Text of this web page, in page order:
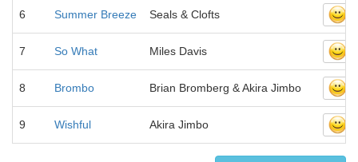
6 Summer Breeze Seals & Clofts
7 So What Miles Davis
8 Brombo Brian Bromberg & Akira Jimbo
9 Wishful Akira Jimbo